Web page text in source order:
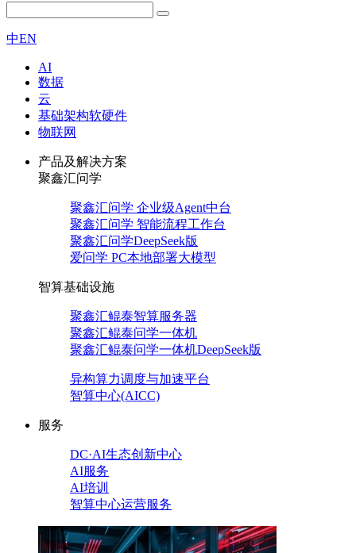
中EN
AI
数据
云
基础架构软硬件
物联网
产品及解决方案
聚鑫汇问学
聚鑫汇问学 企业级Agent中台
聚鑫汇问学 智能流程工作台
聚鑫汇问学DeepSeek版
爱问学 PC本地部署大模型
智算基础设施
聚鑫汇鲲泰智算服务器
聚鑫汇鲲泰问学一体机
聚鑫汇鲲泰问学一体机DeepSeek版
异构算力调度与加速平台
智算中心(AICC)
服务
DC·AI生态创新中心
AI服务
AI培训
智算中心运营服务